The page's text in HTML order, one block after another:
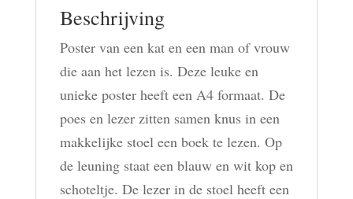
Beschrijving
Poster van een kat en een man of vrouw
die aan het lezen is. Deze leuke en
unieke poster heeft een A4 formaat. De
poes en lezer zitten samen knus in een
makkelijke stoel een boek te lezen. Op
de leuning staat een blauw en wit kop en
schoteltje. De lezer in de stoel heeft een